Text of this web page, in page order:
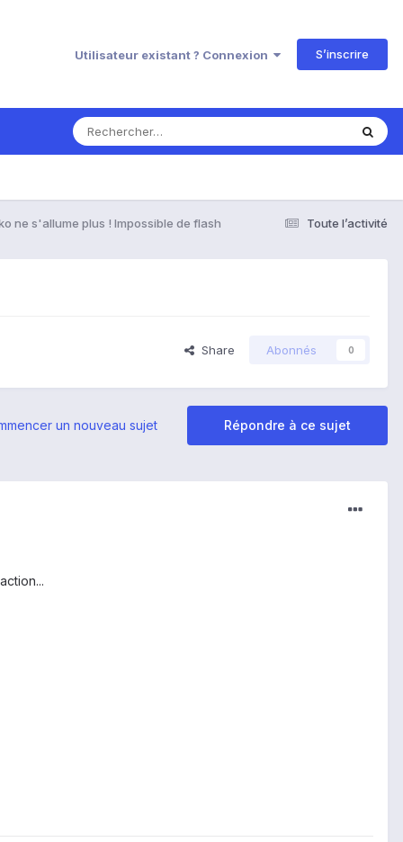
Utilisateur existant ? Connexion S’inscrire
Toute l’activité
ne s'allume plus ! Impossible de flash
Share Abonnés 0
Répondre à ce sujet
un nouveau sujet